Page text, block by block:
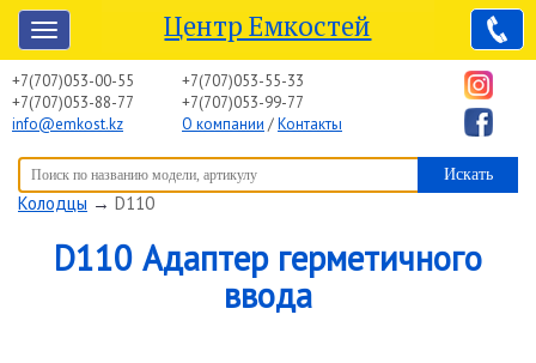
Центр Емкостей
+7(707)053-00-55
+7(707)053-88-77
info@emkost.kz
+7(707)053-55-33
+7(707)053-99-77
О компании /Контакты
Вы здесь:Центр Емкостей→ Емкостное оборудование→
Колодцы → D110
D110 Адаптер герметичного
ввода